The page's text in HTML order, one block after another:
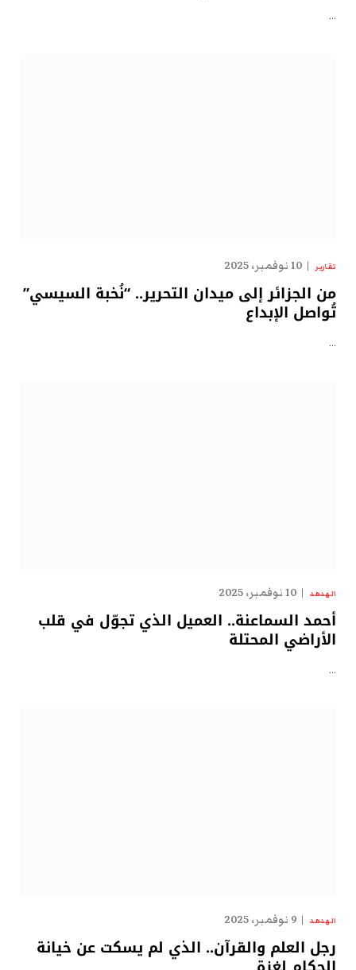
…
تقارير 10 نوفمبر، 2025
من الجزائر إلى ميدان التحرير.. “نُخبة السيسي”
تُواصل الإبداع
…
الهدهد 10 نوفمبر، 2025
أحمد السماعنة.. العميل الذي تجوّل في قلب
الأراضي المحتلة
…
الهدهد 9 نوفمبر، 2025
رجل العلم والقرآن.. الذي لم يسكت عن خيانة